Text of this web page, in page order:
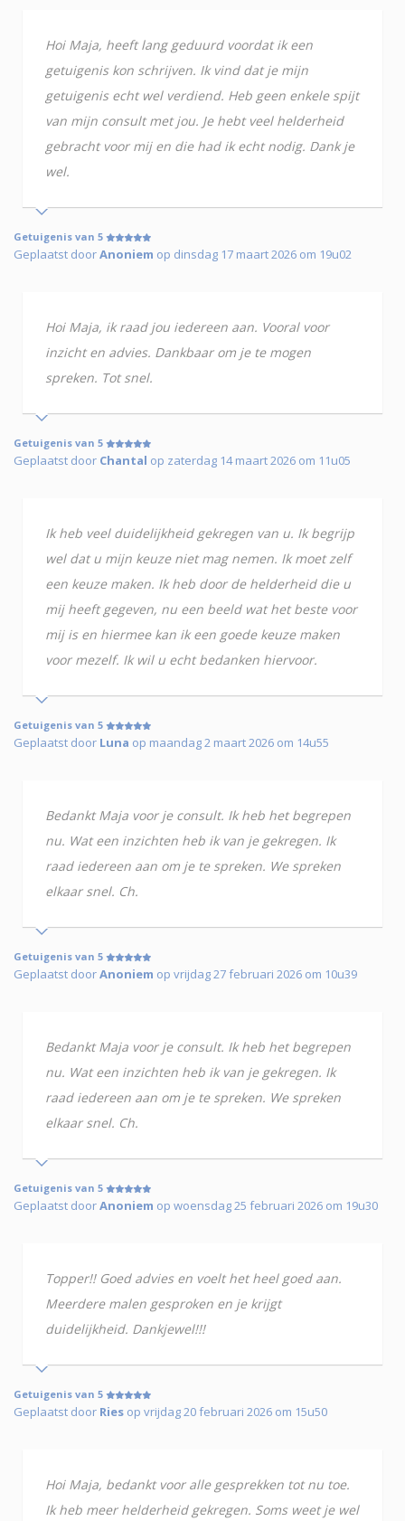
Hoi Maja, heeft lang geduurd voordat ik een
getuigenis kon schrijven. Ik vind dat je mijn
getuigenis echt wel verdiend. Heb geen enkele spijt
van mijn consult met jou. Je hebt veel helderheid
gebracht voor mij en die had ik echt nodig. Dank je
wel.
Getuigenis van 5
Geplaatst doorAnoniem op dinsdag 17 maart 2026 om 19u02
Hoi Maja, ik raad jou iedereen aan. Vooral voor
inzicht en advies. Dankbaar om je te mogen
spreken. Tot snel.
Getuigenis van 5
Geplaatst door Chantal op zaterdag 14 maart 2026 om 11u05
Ik heb veel duidelijkheid gekregen van u. Ik begrijp
wel dat u mijn keuze niet mag nemen. Ik moet zelf
een keuze maken. Ik heb door de helderheid die u
mij heeft gegeven, nu een beeld wat het beste voor
mij is en hiermee kan ik een goede keuze maken
voor mezelf. Ik wil u echt bedanken hiervoor.
Getuigenis van 5
Geplaatst door Luna op maandag 2 maart 2026 om 14u55
Bedankt Maja voor je consult. Ik heb het begrepen
nu. Wat een inzichten heb ik van je gekregen. Ik
raad iedereen aan om je te spreken. We spreken
elkaar snel. Ch.
Getuigenis van 5
Geplaatst doorAnoniem op vrijdag 27 februari 2026 om 10u39
Bedankt Maja voor je consult. Ik heb het begrepen
nu. Wat een inzichten heb ik van je gekregen. Ik
raad iedereen aan om je te spreken. We spreken
elkaar snel. Ch.
Getuigenis van 5
Geplaatst doorAnoniem op woensdag 25 februari 2026 om 19u30
Topper!! Goed advies en voelt het heel goed aan.
Meerdere malen gesproken en je krijgt
duidelijkheid. Dankjewel!!!
Getuigenis van 5
Geplaatst door Ries op vrijdag 20 februari 2026 om 15u50
Hoi Maja, bedankt voor alle gesprekken tot nu toe.
Ik heb meer helderheid gekregen. Soms weet je wel